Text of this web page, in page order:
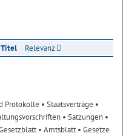
Titel Relevanz
Protokolle • Staatsverträge •
• Satzungen •
• Amtsblatt• Gesetze